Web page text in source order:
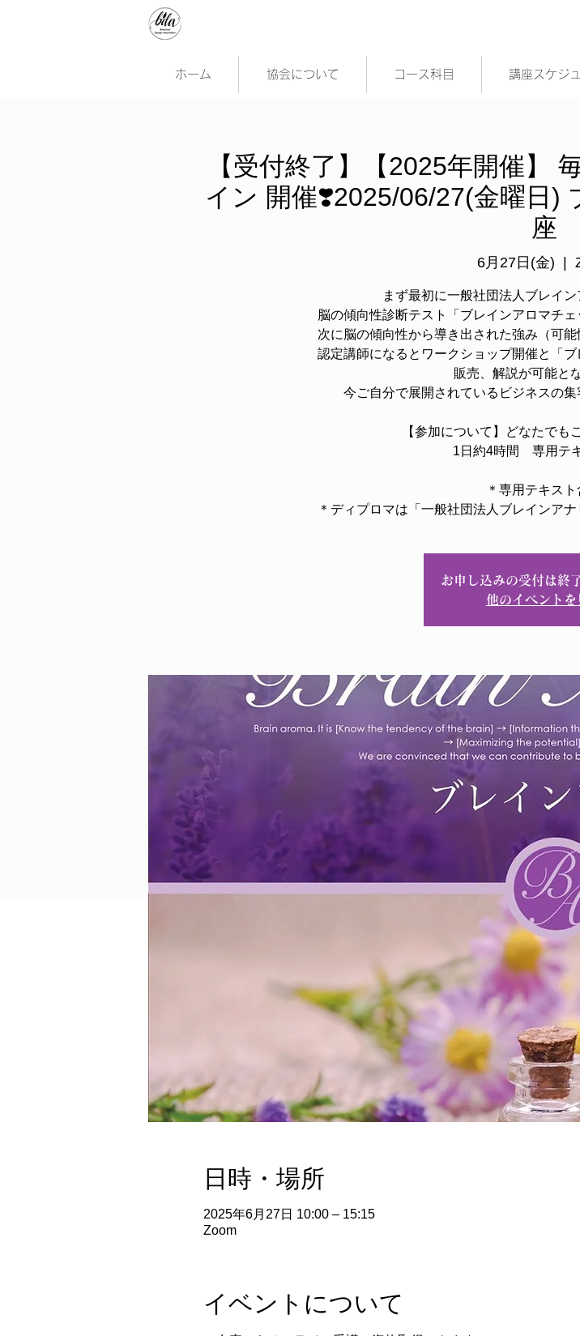
ホーム 協会について コース科目 講座スケジ
【受付終了】【2025年開催】
イン 開催❣️2025/06/27(金曜日)
座
6月27日(金)
  |
まず最初に一般社団法人ブレイ
脳の傾向性診断テスト「ブレインアロマチ
次に脳の傾向性から導き出された強み（可能
認定講師になるとワークショップ開催と「
販売、解説が可能と
今ご自分で展開されているビジネスの集
【参加について】どなたでも
1日約4時間 専用テ
＊専用テキスト
＊ディプロマは「一般社団法人ブレインア
お申し込みの受付は終
他のイベントを
日時・場所
2025年6月27日 10:00 – 15:15
Zoom
イベントについて